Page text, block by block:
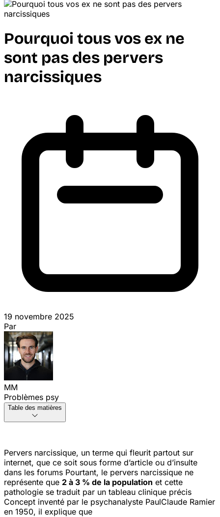
Pourquoi tous vos ex ne
sont pas des pervers
narcissiques
19 novembre 2025
Par
MM
Problèmes psy
Table des matières
Pervers narcissique, un terme qui fleurit partout sur
internet, que ce soit sous forme d’article ou d’insulte
dans les forums Pourtant, le pervers narcissique ne
représente que 2 à 3 % de la population et cette
pathologie se traduit par un tableau clinique précis
Concept inventé par le psychanalyste PaulClaude Ramier
en 1950, il explique que